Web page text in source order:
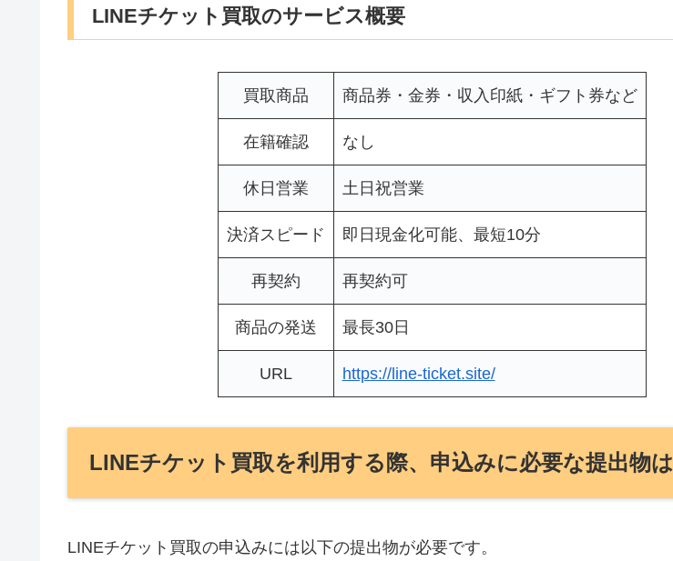
LINEチケット買取のサービス概要
買取商品 商品券・金券・収入印紙・ギフト券など
在籍確認 なし
休日営業 土日祝営業
決済スピード 即日現金化可能、最短10分
再契約 再契約可
商品の発送 最長30日
URL https://line-ticket.site/
LINEチケット買取を利用する際、申込みに必要な提出物
LINEチケット買取の申込みには以下の提出物が必要です。